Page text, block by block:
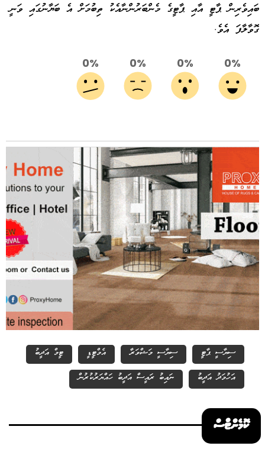
ބައިވެރިން ޕާޓީ އާއި ޕާޓީގެ މެންބަރުންނާއެކު ތިބުމަށް އެ ބަޔާނުގައި ވަނީ
ގޮވާލާފަ އެވެ.
0%
0%
0%
0%
ސިޔާސީ ޕާޓީ ސިޔާސީ މަޝްވަރާ އެމްޓީޑީ
ޓީމް އަދީބު
އަހުމަދު އަދީބު
ނައިބު ރައީސް އަދީބު ހައްޔަރުކުރުން
ކޮމެންޓްސް